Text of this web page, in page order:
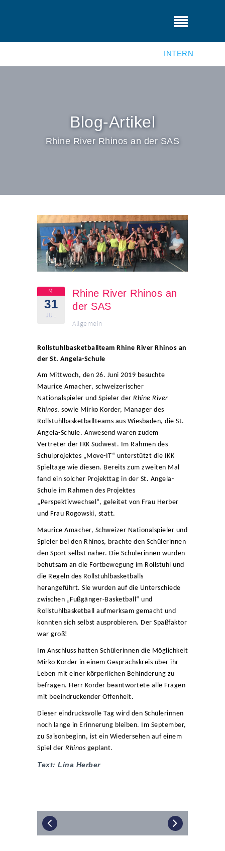
INTERN
Blog-Artikel
Rhine River Rhinos an der SAS
MI
31
JUL
Rhine River Rhinos an
der SAS
Allgemein
Rollstuhlbasketballteam Rhine River Rhinos an
der St. Angela-Schule
Am Mittwoch, den 26. Juni 2019 besuchte
Maurice Amacher, schweizerischer
Nationalspieler und Spieler der Rhine River
Rhinos, sowie Mirko Korder, Manager des
Rollstuhlbasketballteams aus Wiesbaden, die St.
Angela-Schule. Anwesend waren zudem
Vertreter der IKK Südwest. Im Rahmen des
Schulprojektes „Move-IT“ unterstützt die IKK
Spieltage wie diesen. Bereits zum zweiten Mal
fand ein solcher Projekttag in der St. Angela-
Schule im Rahmen des Projektes
„Perspektivwechsel“, geleitet von Frau Herber
und Frau Rogowski, statt.
Maurice Amacher, Schweizer Nationalspieler und
Spieler bei den Rhinos, brachte den Schülerinnen
den Sport selbst näher. Die Schülerinnen wurden
behutsam an die Fortbewegung im Rollstuhl und
die Regeln des Rollstuhlbasketballs
herangeführt. Sie wurden auf die Unterschiede
zwischen „Fußgänger-Basketball“ und
Rollstuhlbasketball aufmerksam gemacht und
konnten sich selbst ausprobieren. Der Spaßfaktor
war groß!
Im Anschluss hatten Schülerinnen die Möglichkeit
Mirko Korder in einem Gesprächskreis über ihr
Leben mit einer körperlichen Behinderung zu
befragen. Herr Korder beantwortete alle Fragen
mit beeindruckender Offenheit.
Dieser eindrucksvolle Tag wird den Schülerinnen
noch lange in Erinnerung bleiben. Im September,
zu Saisonbeginn, ist ein Wiedersehen auf einem
Spiel der Rhinos geplant.
Text: Lina Herber